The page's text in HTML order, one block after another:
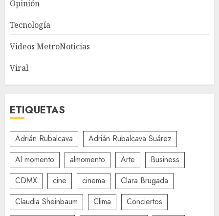
Opinión
Tecnología
Videos MetroNoticias
Viral
ETIQUETAS
Adrián Rubalcava
Adrián Rubalcava Suárez
Al momento
almomento Arte
Business
CDMX
cine cinema
Clara Brugada
Claudia Sheinbaum
Clima
Conciertos